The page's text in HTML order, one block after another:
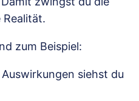
Realität.
zum Beispiel:
siehst du